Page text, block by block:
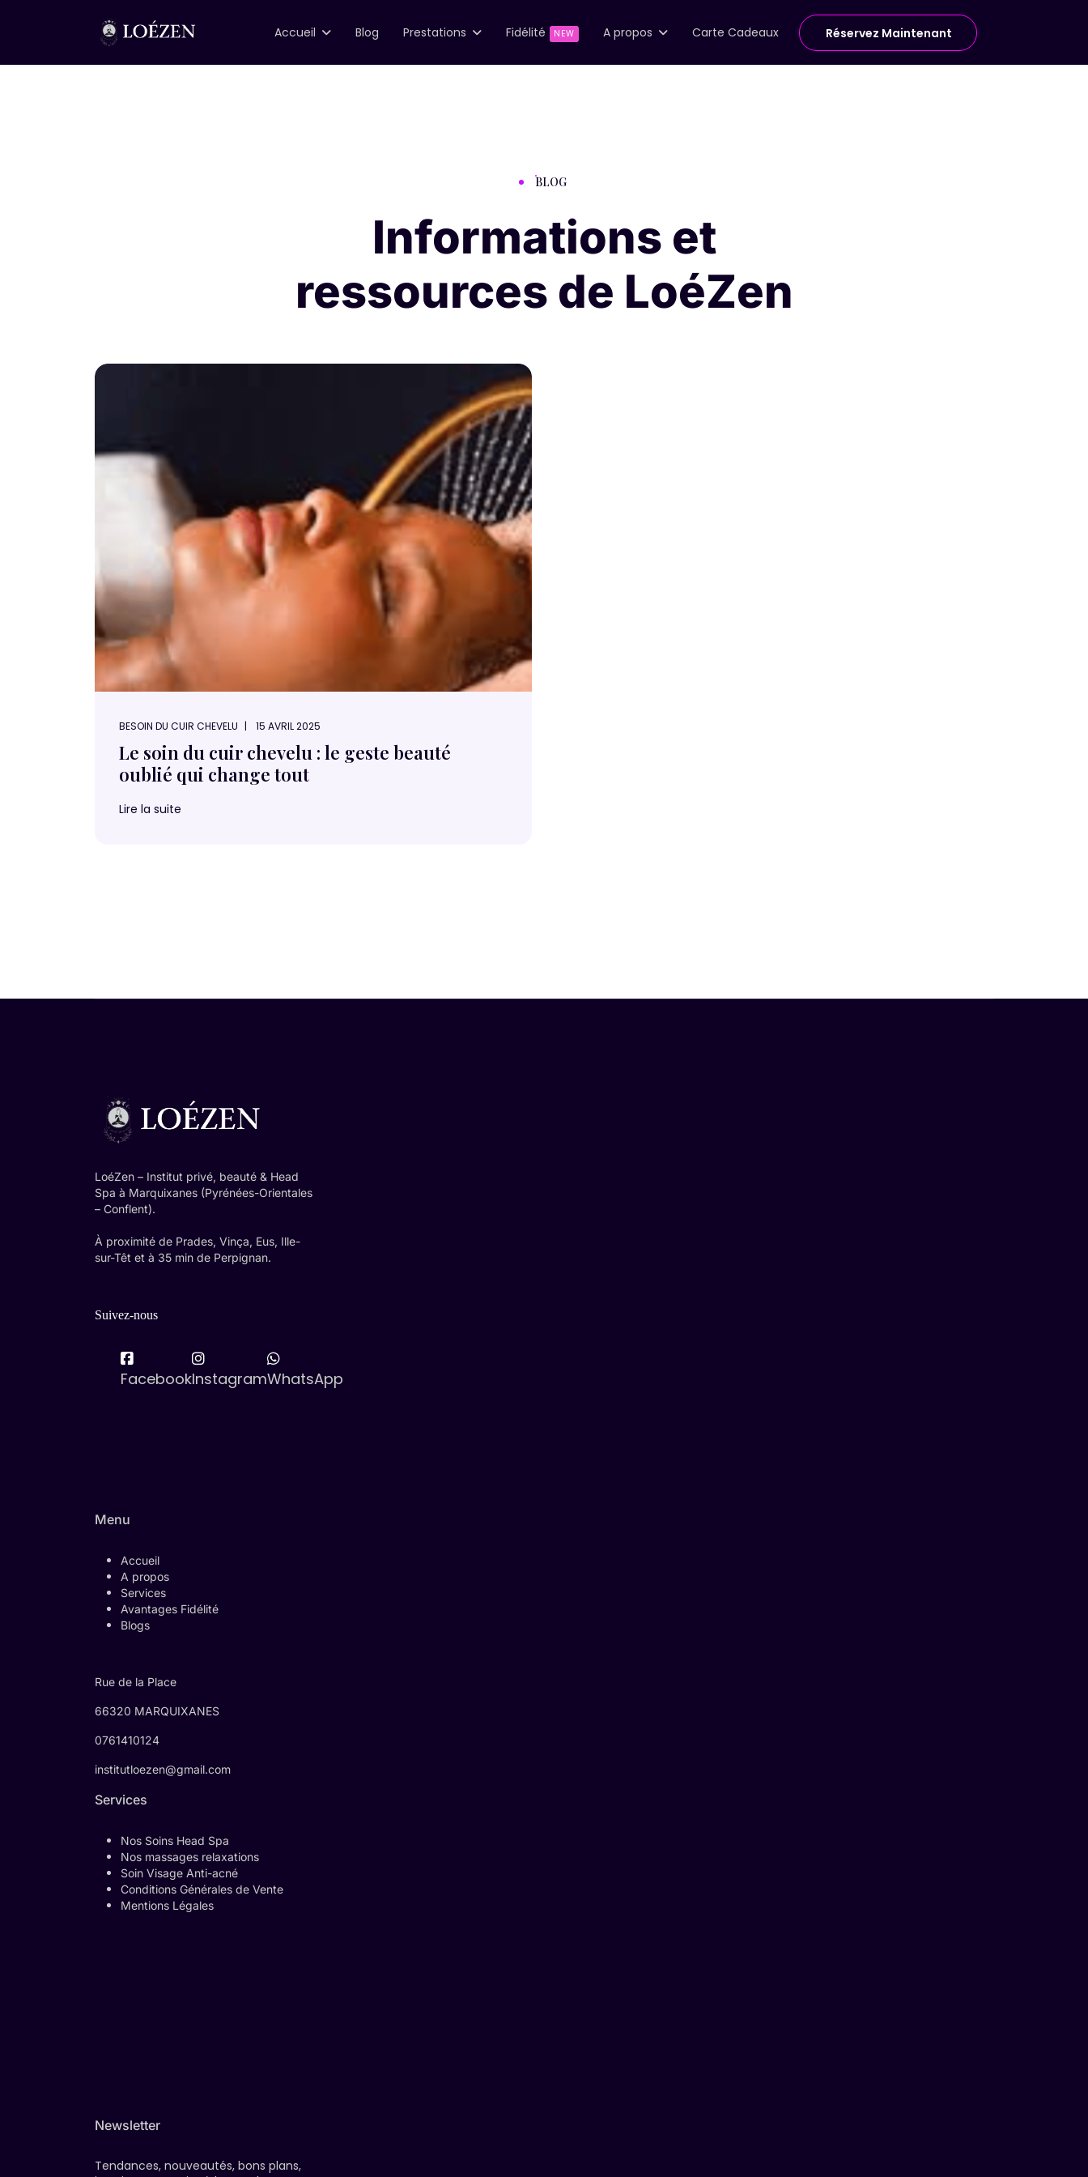
Accueil Blog Prestations Fidélité NEW A propos Carte Cadeaux Réservez Maintenant
BLOG
Informations et
ressources de LoéZen
BESOIN DU CUIR CHEVELU 15 AVRIL 2025
Le soin du cuir chevelu : le geste beauté
oublié qui change tout
Lire la suite
LoéZen – Institut privé, beauté & Head
Spa à Marquixanes (Pyrénées-Orientales
– Conflent).
À proximité de Prades, Vinça, Eus, Ille-
sur-Têt et à 35 min de Perpignan.
Suivez-nous
FacebookInstagramWhatsApp
Menu
Accueil
A propos
Services
Avantages Fidélité
Blogs
Rue de la Place
66320 MARQUIXANES
0761410124
institutloezen@gmail.com
Services
Nos Soins Head Spa
Nos massages relaxations
Soin Visage Anti-acné
Conditions Générales de Vente
Mentions Légales
Newsletter
Tendances, nouveautés, bons plans,